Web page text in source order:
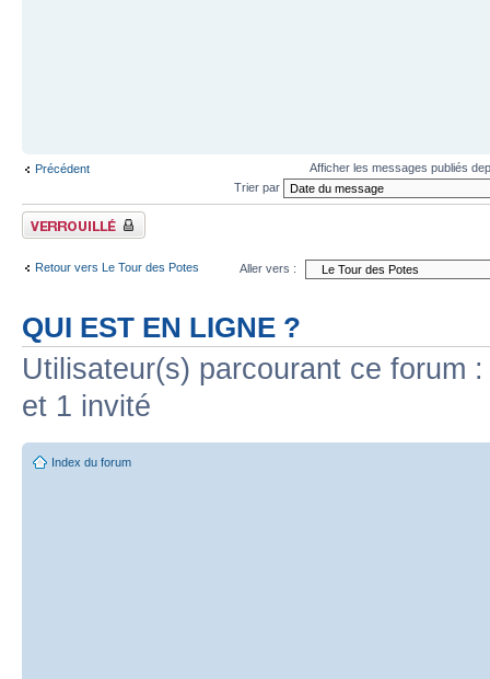
Précédent
Afficher les messages publiés
Trier par
Sujet verrouillé
Retour vers Le Tour des Potes Aller vers :
QUI EST EN LIGNE ?
Utilisateur(s) parcourant ce forum
et 1 invité
Index du forum